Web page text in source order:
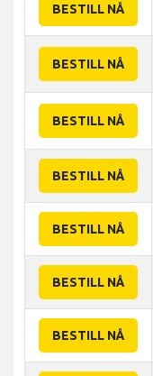
BESTILL NÅ
BESTILL NÅ
BESTILL NÅ
BESTILL NÅ
BESTILL NÅ
BESTILL NÅ
BESTILL NÅ